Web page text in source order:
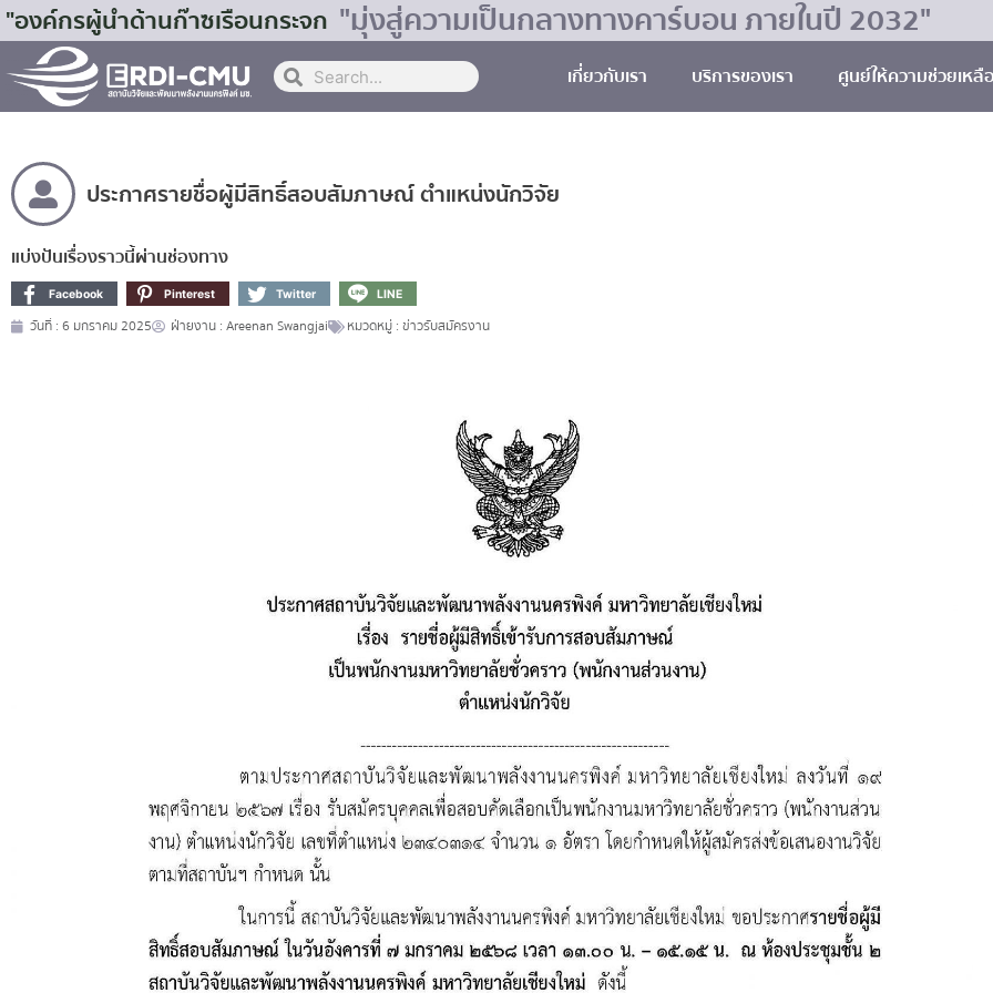
"องค์กรผู้นำด้านก๊าซเรือนกระจก "มุ่งสู่ความเป็นกลางทางคาร์บอน ภายในปี 2032"
เกี่ยวกับเรา บริการของเรา ศูนย์ให้ความช่วยเหลือ
ประกาศรายชื่อผู้มีสิทธิ์สอบสัมภาษณ์ ตำแหน่งนักวิจัย
แบ่งปันเรื่องราวนี้ผ่านช่องทาง
Facebook Pinterest Twitter LINE
วันที่ : 6 มกราคม 2025 ฝ่ายงาน : Areenan Swangjai หมวดหมู่ : ข่าวรับสมัครงาน